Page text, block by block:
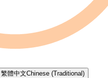
繁體中文Chinese (Traditional)